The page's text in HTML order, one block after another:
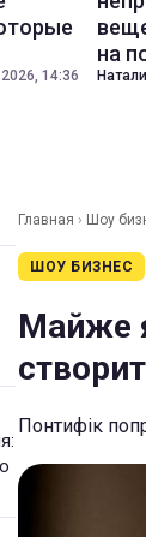
14:36
на
Главная › Шоу
ШОУ БИЗНЕС
Майже
Понтифік